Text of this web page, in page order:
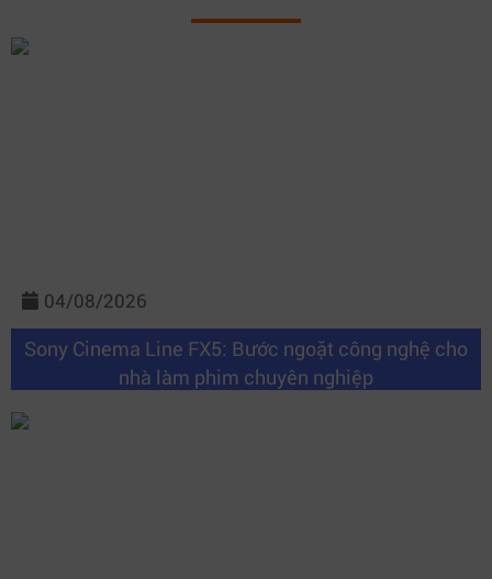
04/08/2026
Sony Cinema Line FX5: Bước ngoặt công nghệ cho
nhà làm phim chuyên nghiệp